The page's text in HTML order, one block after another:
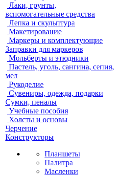
Лаки, грунты,
вспомогательные средства
Лепка и скульптура
Макетирование
Маркеры и комплектующие
Заправки для маркеров
Мольберты и этюдники
Пастель, уголь, сангина, сепия,
мел
Рукоделие
Сувениры, одежда, подарки
Сумки, пеналы
Учебные пособия
Холсты и основы
Черчение
Конструкторы
Планшеты
Палитра
Масленки